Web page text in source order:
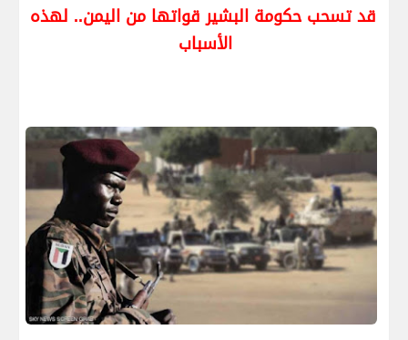
قد تسحب حكومة البشير قواتها من اليمن.. لهذه
الأسباب